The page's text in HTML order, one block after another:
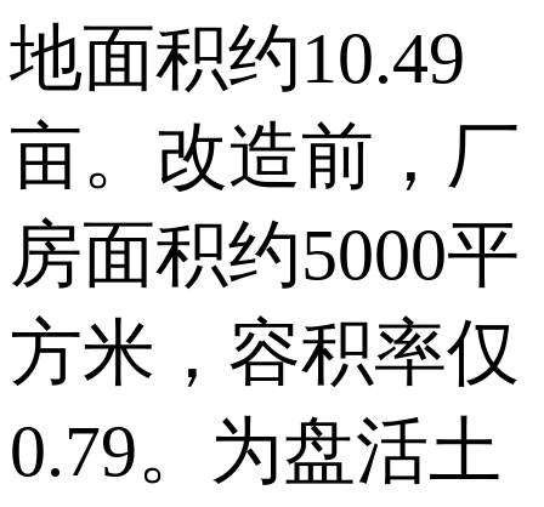
地面积约10.49
亩。改造前，厂
房面积约5000平
方米，容积率仅
0.79。为盘活土